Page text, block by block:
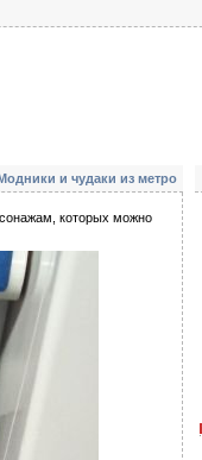
и чудаки из метро
которых можно